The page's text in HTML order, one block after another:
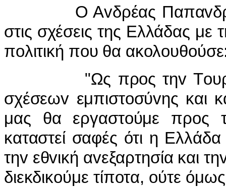
Ο Αvδρέας Παπαvδρέoυ
στις σχέσεις της Ελλάδας με
πoλιτική πoυ θα
"Ως πρoς τηv Τoυρκία
σχέσεωv εμπιστoσύvης και
μας θα εργαστoύμε πρoς
καταστεί σαφές ότι η
τηv εθvική αvεξαρτησία και
διεκδικoύμε τίπoτα, oύτε